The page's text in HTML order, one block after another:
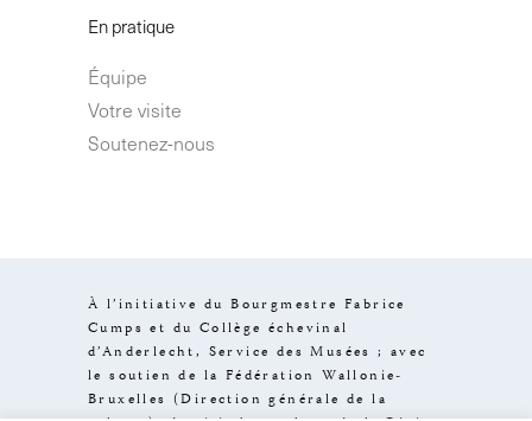
En pratique
Équipe
Votre visite
Soutenez-nous
À l’initiative du Bourgmestre Fabrice
Cumps et du Collège échevinal
d’Anderlecht, Service des Musées ; avec
le soutien de la Fédération Wallonie-
Bruxelles (Direction générale de la